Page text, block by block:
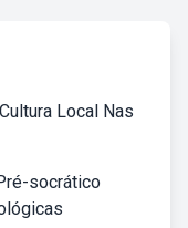
Local Nas
socrático